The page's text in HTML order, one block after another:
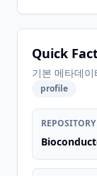
Quick
기본 메타데
profile
REPOSITORY